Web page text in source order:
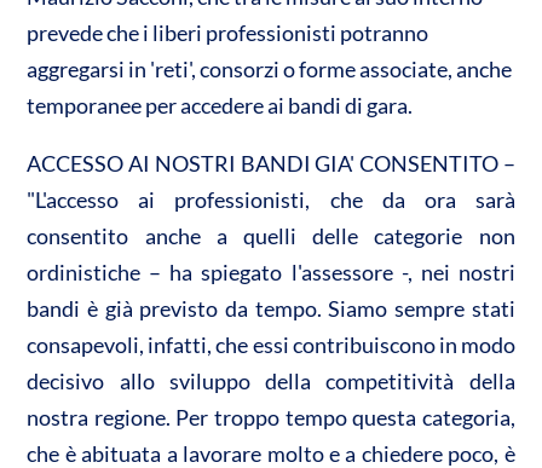
prevede che i liberi professionisti potranno
aggregarsi in 'reti', consorzi o forme associate, anche
temporanee per accedere ai bandi di gara.
ACCESSO AI NOSTRI BANDI GIA' CONSENTITO –
"L'accesso ai professionisti, che da ora sarà
consentito anche a quelli delle categorie non
ordinistiche – ha spiegato l'assessore -, nei nostri
bandi è già previsto da tempo. Siamo sempre stati
consapevoli, infatti, che essi contribuiscono in modo
decisivo allo sviluppo della competitività della
nostra regione. Per troppo tempo questa categoria,
che è abituata a lavorare molto e a chiedere poco, è